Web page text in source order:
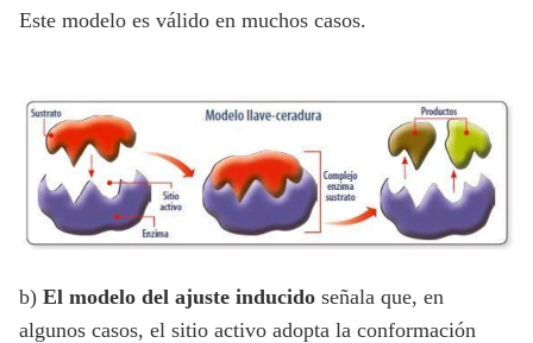
Este modelo es válido en muchos casos.
b) El modelo del ajuste inducido señala que, en
algunos casos, el sitio activo adopta la conformación